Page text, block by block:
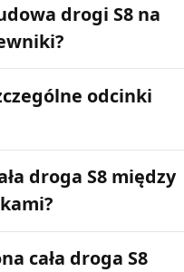
drogi S8 na
odcinki
droga S8 między
cała droga S8